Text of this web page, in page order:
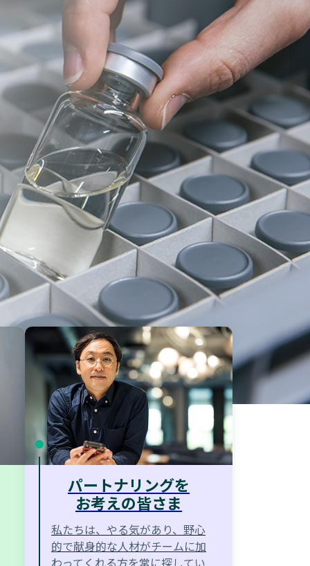
パートナリングを
お考えの皆さま
私たちは、やる気があり、野心
的で献身的な人材がチームに加